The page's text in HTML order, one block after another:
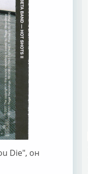
Die", он